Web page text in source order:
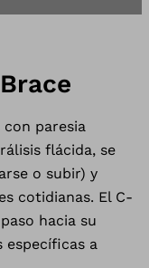
con paresia
flácida, se
o subir) y
cotidianas. El C-
hacia su
específicas a